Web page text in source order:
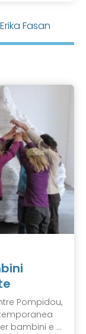
Erika Fasan
Pompidou,
bambini e ...